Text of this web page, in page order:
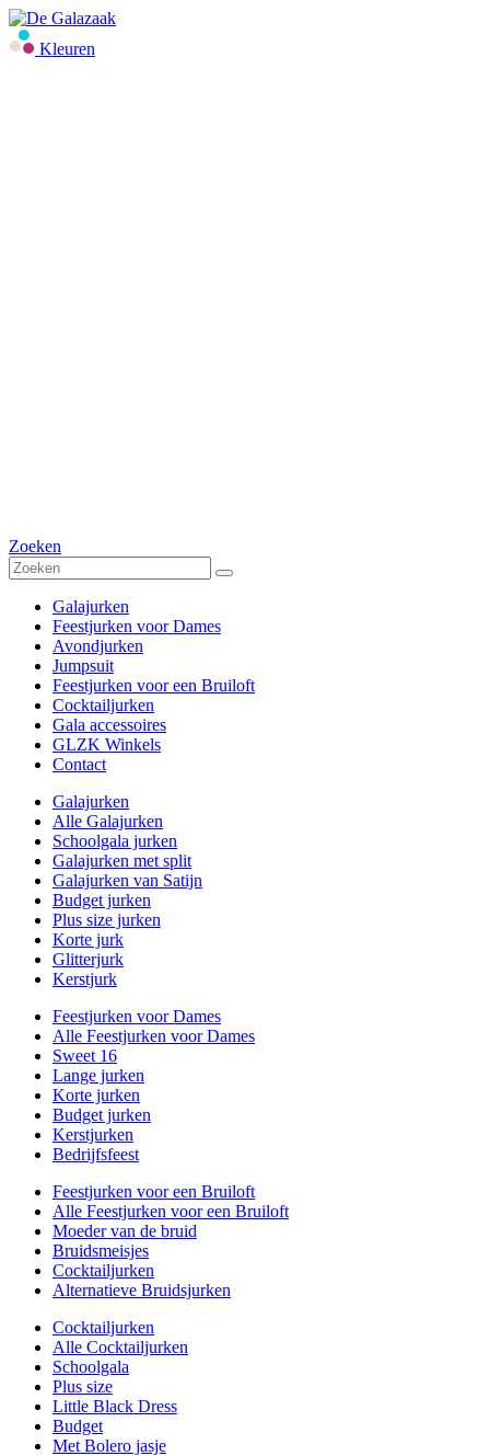
Kleuren
Zoeken
Galajurken
Feestjurken voor Dames
Avondjurken
Jumpsuit
Feestjurken voor een Bruiloft
Cocktailjurken
Gala accessoires
GLZK Winkels
Contact
Galajurken
Alle Galajurken
Schoolgala jurken
Galajurken met split
Galajurken van Satijn
Budget jurken
Plus size jurken
Korte jurk
Glitterjurk
Kerstjurk
Feestjurken voor Dames
Alle Feestjurken voor Dames
Sweet 16
Lange jurken
Korte jurken
Budget jurken
Kerstjurken
Bedrijfsfeest
Feestjurken voor een Bruiloft
Alle Feestjurken voor een Bruiloft
Moeder van de bruid
Bruidsmeisjes
Cocktailjurken
Alternatieve Bruidsjurken
Cocktailjurken
Alle Cocktailjurken
Schoolgala
Plus size
Little Black Dress
Budget
Met Bolero jasje